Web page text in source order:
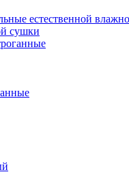
естественной
сушки